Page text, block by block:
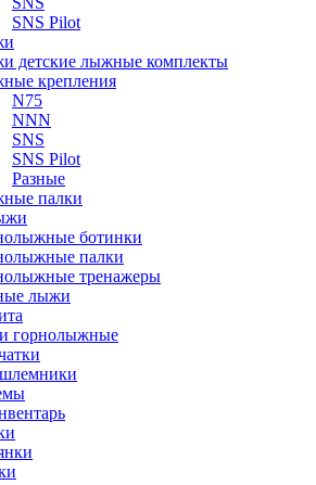
SNS Pilot
детские лыжные комплекты
крепления
N75
NNN
SNS
SNS Pilot
Разные
палки
ботинки
палки
тренажеры
лыжи
горнолыжные